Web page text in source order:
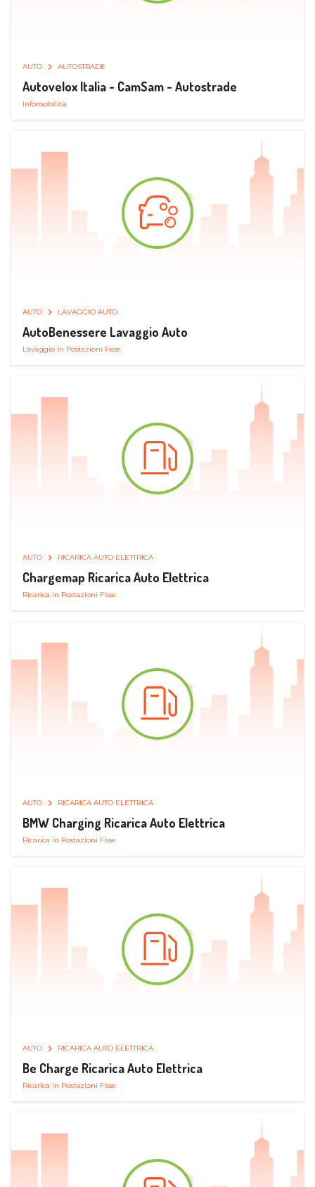
AUTO AUTOSTRADE
Autovelox Italia - CamSam - Autostrade
Infomobilità
AUTO LAVAGGIO AUTO
AutoBenessere Lavaggio Auto
Lavaggio in Postazioni Fisse
AUTO RICARICA AUTO ELETTRICA
Chargemap Ricarica Auto Elettrica
Ricarica in Postazioni Fisse
AUTO RICARICA AUTO ELETTRICA
BMW Charging Ricarica Auto Elettrica
Ricarica in Postazioni Fisse
AUTO RICARICA AUTO ELETTRICA
Be Charge Ricarica Auto Elettrica
Ricarica in Postazioni Fisse